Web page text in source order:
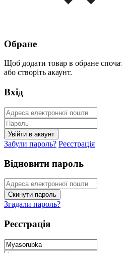
Обране
Щоб додати товар в обране
або створіть акаунт.
Вхід
Забули пароль? Реєстрація
Відновити пароль
Згадали пароль?
Реєстрація